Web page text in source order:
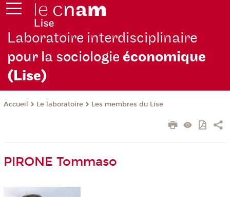
Laboratoire interdisciplinaire
pour la sociologieéconomique
(Lise)
Accueil Le laboratoire Les membres du Lise
PIRONE Tommaso